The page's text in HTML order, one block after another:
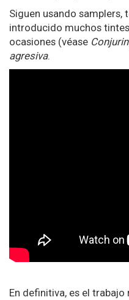
Siguen usando
introducido muchos
ocasiones (véase
agresiva.
En definitiva, es el